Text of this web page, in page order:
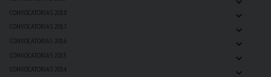
CONVOCATORIAS 2018 ⌄
CONVOCATORIAS 2017 ⌄
CONVOCATORIAS 2016 ⌄
CONVOCATORIAS 2015 ⌄
CONVOCATORIAS 2014 ⌄